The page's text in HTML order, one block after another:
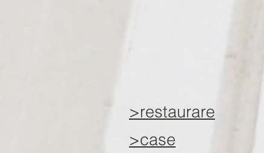
>restaurare
>case